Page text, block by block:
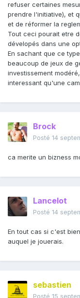
refuser certaines
prendre l'initiative), et
et de réformer la
Tout ceci pourait etre
dévelopés dans une
En sachant que ce
beaucoup de jeux de
investissement
interessant qu'une
Brock
Posté 14
ca merite un bizness
Lancelot
Posté 14
En tout cas si c'est
auquel je jouerais.
sebastien
Posté 15